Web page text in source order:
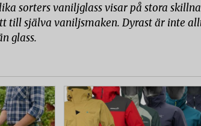
sorters vaniljglass visar på stora
till själva vaniljsmaken. Dyrast är inte
glass.